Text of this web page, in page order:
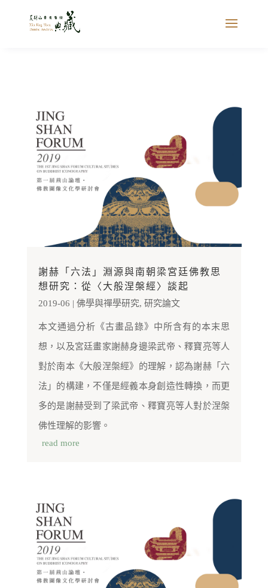
謝赫「六法」淵源與南朝梁宮廷佛教思
想研究：從〈大般涅槃經〉談起
2019-06 | 佛學與禪學研究, 研究論文
本文通過分析《古畫品錄》中所含有的本末思
想，以及宮廷畫家謝赫身邊梁武帝、釋寶亮等人
對於南本《大般涅槃經》的理解，認為謝赫「六
法」的構建，不僅是經義本身創造性轉換，而更
多的是謝赫受到了梁武帝、釋寶亮等人對於涅槃
佛性理解的影響。
read more